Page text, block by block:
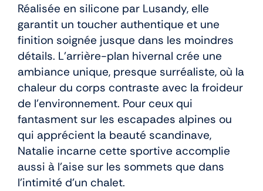
Réalisée en silicone par Lusandy, elle
garantit un toucher authentique et une
finition soignée jusque dans les moindres
détails. L’arrière-plan hivernal crée une
ambiance unique, presque surréaliste, où la
chaleur du corps contraste avec la froideur
de l’environnement. Pour ceux qui
fantasment sur les escapades alpines ou
qui apprécient la beauté scandinave,
Natalie incarne cette sportive accomplie
aussi à l’aise sur les sommets que dans
l’intimité d’un chalet.